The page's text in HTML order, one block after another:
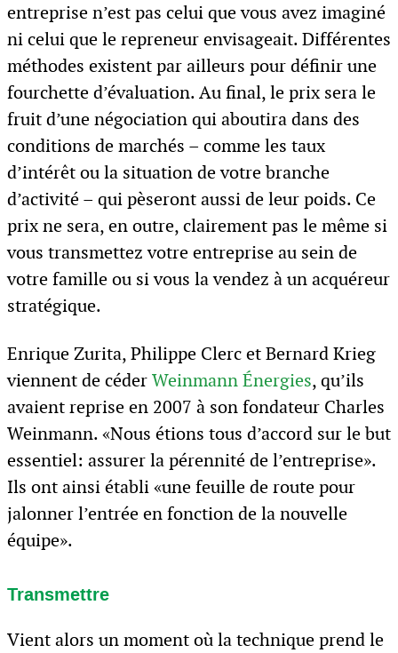
entreprise n’est pas celui que vous avez imaginé
ni celui que le repreneur envisageait. Différentes
méthodes existent par ailleurs pour définir une
fourchette d’évaluation. Au final, le prix sera le
fruit d’une négociation qui aboutira dans des
conditions de marchés – comme les taux
d’intérêt ou la situation de votre branche
d’activité – qui pèseront aussi de leur poids. Ce
prix ne sera, en outre, clairement pas le même si
vous transmettez votre entreprise au sein de
votre famille ou si vous la vendez à un acquéreur
stratégique.
Enrique Zurita, Philippe Clerc et Bernard Krieg
viennent de céderWeinmann Énergies, qu’ils
avaient reprise en 2007 à son fondateur Charles
Weinmann. «Nous étions tous d’accord sur le but
essentiel: assurer la pérennité de l’entreprise».
Ils ont ainsi établi «une feuille de route pour
jalonner l’entrée en fonction de la nouvelle
équipe».
Transmettre
Vient alors un moment où la technique prend le